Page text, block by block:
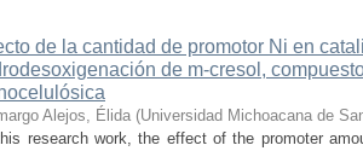
de la cantidad de promotor Ni en
de m-cresol,
Alejos, Élida (Universidad Michoacana de
research work, the effect of the promoter